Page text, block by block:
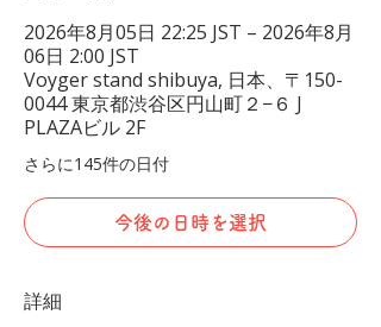
2026年8月05日 22:25 JST – 2026年8月
06日 2:00 JST
Voyger stand shibuya, 日本、〒150-
0044 東京都渋谷区円山町２−６ J
PLAZAビル 2F
さらに145件の日付
今後の日時を選択
詳細